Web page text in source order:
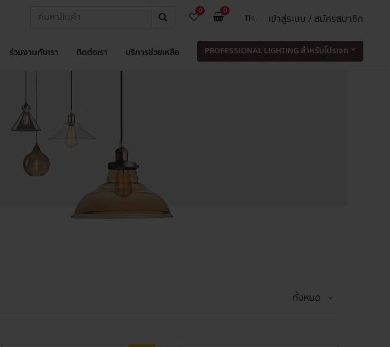
0 0
TH เข้าสู่ระบบ / สมัครสมาชิก
ร่วมงานกับเรา ติดต่อเรา บริการช่วยเหลือ PROFESSIONAL LIGHTING สำหรับโปรเจค
ทั้งหมด